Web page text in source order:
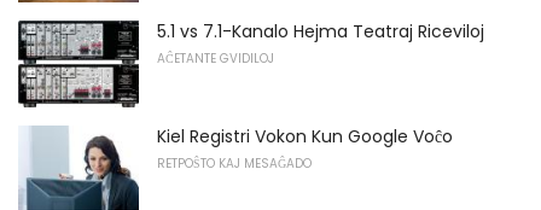
5.1 vs 7.1-Kanalo Hejma Teatraj Riceviloj
AĈETANTE GVIDILOJ
Kiel Registri Vokon Kun Google Voĉo
RETPOŜTO KAJ MESAĜADO